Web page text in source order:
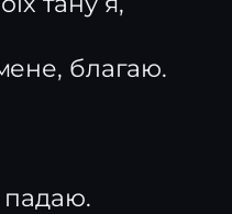
благаю.
падаю.